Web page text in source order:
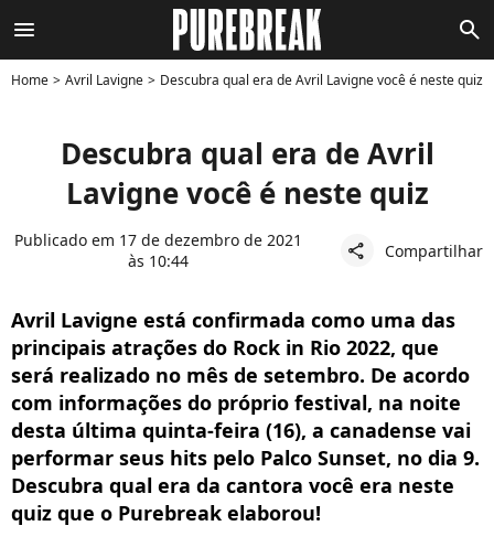
menu search
Home Avril Lavigne Descubra qual era de Avril Lavigne você é neste quiz
Descubra qual era de Avril
Lavigne você é neste quiz
Publicado em 17 de dezembro de 2021
às 10:44
share Compartilhar
Avril Lavigne está confirmada como uma das
principais atrações do Rock in Rio 2022, que
será realizado no mês de setembro. De acordo
com informações do próprio festival, na noite
desta última quinta-feira (16), a canadense vai
performar seus hits pelo Palco Sunset, no dia 9.
Descubra qual era da cantora você era neste
quiz que o Purebreak elaborou!